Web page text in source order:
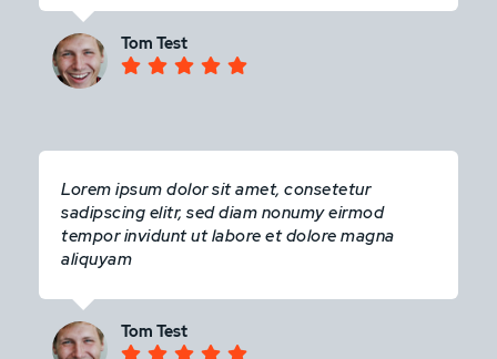
Tom Test
Lorem ipsum dolor sit amet, consetetur
sadipscing elitr, sed diam nonumy eirmod
tempor invidunt ut labore et dolore magna
aliquyam
Tom Test